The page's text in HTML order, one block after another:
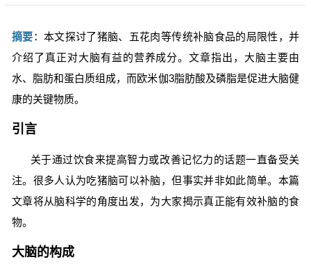
摘要：本文探讨了猪脑、五花肉等传统补脑食品的局限性，并
介绍了真正对大脑有益的营养成分。文章指出，大脑主要由
水、脂肪和蛋白质组成，而欧米伽3脂肪酸及磷脂是促进大脑健
康的关键物质。
引言
关于通过饮食来提高智力或改善记忆力的话题一直备受关
注。很多人认为吃猪脑可以补脑，但事实并非如此简单。本篇
文章将从脑科学的角度出发，为大家揭示真正能有效补脑的食
物。
大脑的构成